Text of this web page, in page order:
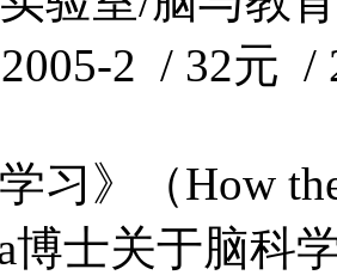
2 / 32元 /
学习》（How
博士关于脑科